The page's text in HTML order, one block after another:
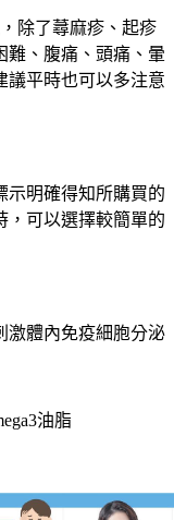
除了蕁麻疹、起疹
難、腹痛、頭痛、暈
議平時也可以多注意
示明確得知所購買的
，可以選擇較簡單的
激體內免疫細胞分泌
油脂